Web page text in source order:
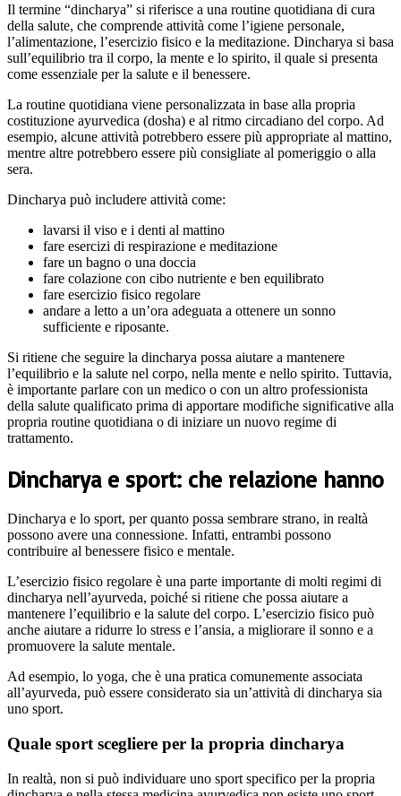
Il termine “dincharya” si riferisce a una routine quotidiana di cura
della salute, che comprende attività come l’igiene personale,
l’alimentazione, l’esercizio fisico e la meditazione. Dincharya si basa
sull’equilibrio tra il corpo, la mente e lo spirito, il quale si presenta
come essenziale per la salute e il benessere.
La routine quotidiana viene personalizzata in base alla propria
costituzione ayurvedica (dosha) e al ritmo circadiano del corpo. Ad
esempio, alcune attività potrebbero essere più appropriate al mattino,
mentre altre potrebbero essere più consigliate al pomeriggio o alla
sera.
Dincharya può includere attività come:
lavarsi il viso e i denti al mattino
fare esercizi di respirazione e meditazione
fare un bagno o una doccia
fare colazione con cibo nutriente e ben equilibrato
fare esercizio fisico regolare
andare a letto a un’ora adeguata a ottenere un sonno
sufficiente e riposante.
Si ritiene che seguire la dincharya possa aiutare a mantenere
l’equilibrio e la salute nel corpo, nella mente e nello spirito. Tuttavia,
è importante parlare con un medico o con un altro professionista
della salute qualificato prima di apportare modifiche significative alla
propria routine quotidiana o di iniziare un nuovo regime di
trattamento.
Dincharya e sport: che relazione hanno
Dincharya e lo sport, per quanto possa sembrare strano, in realtà
possono avere una connessione. Infatti, entrambi possono
contribuire al benessere fisico e mentale.
L’esercizio fisico regolare è una parte importante di molti regimi di
dincharya nell’ayurveda, poiché si ritiene che possa aiutare a
mantenere l’equilibrio e la salute del corpo. L’esercizio fisico può
anche aiutare a ridurre lo stress e l’ansia, a migliorare il sonno e a
promuovere la salute mentale.
Ad esempio, lo yoga, che è una pratica comunemente associata
all’ayurveda, può essere considerato sia un’attività di dincharya sia
uno sport.
Quale sport scegliere per la propria dincharya
In realtà, non si può individuare uno sport specifico per la propria